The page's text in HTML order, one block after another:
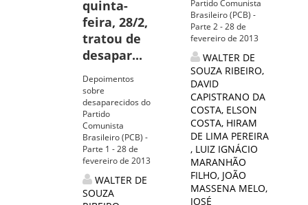
quinta-
feira, 28/2,
tratou de
desapar...
Depoimentos
sobre
desaparecidos do
Partido
Comunista
Brasileiro (PCB) -
Parte 1 - 28 de
fevereiro de 2013
WALTER DE
SOUZA
Partido Comunista
Brasileiro (PCB) -
Parte 2 - 28 de
fevereiro de 2013
WALTER DE
SOUZA RIBEIRO,
DAVID
CAPISTRANO DA
COSTA, ELSON
COSTA, HIRAM
DE LIMA PEREIRA
, LUIZ IGNÁCIO
MARANHÃO
FILHO, JOÃO
MASSENA MELO,
JOSÉ